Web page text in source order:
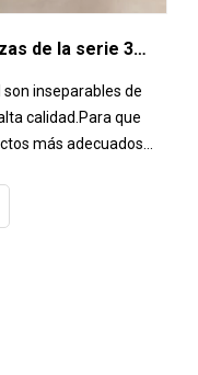
¿Cuál es el encanto de las piezas de la serie 3500 de Caterpillar?
inseparables de
calidad.Para que
más adecuados,